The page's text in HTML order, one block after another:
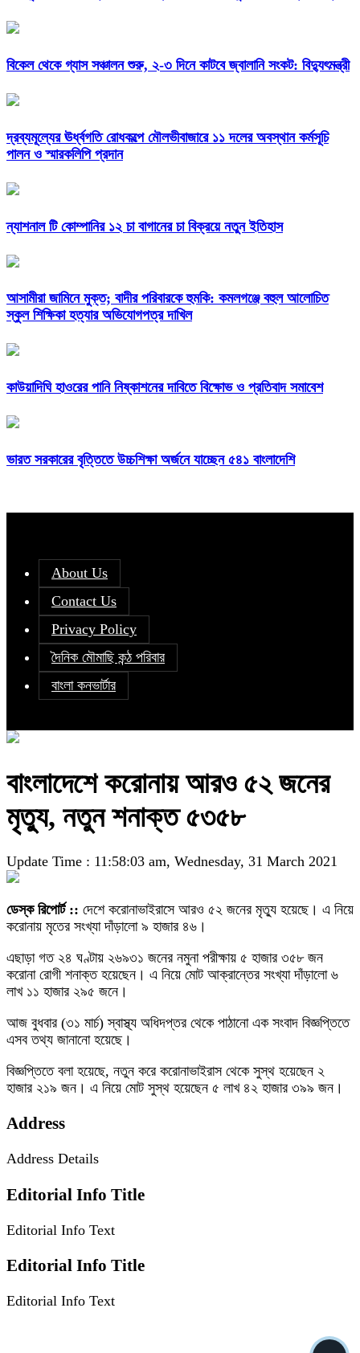
বিকেল থেকে গ্যাস সঞ্চালন শুরু, ২-৩ দিনে কাটবে জ্বালানি সংকট: বিদ্যুৎমন্ত্রী
দ্রব্যমূল্যের ঊর্ধ্বগতি রোধকল্পে মৌলভীবাজারে ১১ দলের অবস্থান কর্মসূচি
পালন ও স্মারকলিপি প্রদান
ন্যাশনাল টি কোম্পানির ১২ চা বাগানের চা বিক্রয়ে নতুন ইতিহাস
আসামীরা জামিনে মুক্ত; বাদীর পরিবারকে হুমকি: কমলগঞ্জে বহুল আলোচিত
স্কুল শিক্ষিকা হত্যার অভিযোগপত্র দাখিল
কাউয়াদিঘি হাওরের পানি নিষ্কাশনের দাবিতে বিক্ষোভ ও প্রতিবাদ সমাবেশ
ভারত সরকারের বৃত্তিতে উচ্চশিক্ষা অর্জনে যাচ্ছেন ৫৪১ বাংলাদেশি
About Us
Contact Us
Privacy Policy
দৈনিক মৌমাছি কন্ঠ পরিবার
বাংলা কনভার্টার
বাংলাদেশে করোনায় আরও ৫২ জনের
মৃত্যু, নতুন শনাক্ত ৫৩৫৮
Update Time : 11:58:03 am, Wednesday, 31 March 2021
ডেস্ক রিপোর্ট :: দেশে করোনাভাইরাসে আরও ৫২ জনের মৃত্যু হয়েছে। এ নিয়ে
করোনায় মৃতের সংখ্যা দাঁড়ালো ৯ হাজার ৪৬।
এছাড়া গত ২৪ ঘণ্টায় ২৬৯৩১ জনের নমুনা পরীক্ষায় ৫ হাজার ৩৫৮ জন
করোনা রোগী শনাক্ত হয়েছেন। এ নিয়ে মোট আক্রান্তের সংখ্যা দাঁড়ালো ৬
লাখ ১১ হাজার ২৯৫ জনে।
আজ বুধবার (৩১ মার্চ) স্বাস্থ্য অধিদপ্তর থেকে পাঠানো এক সংবাদ বিজ্ঞপ্তিতে
এসব তথ্য জানানো হয়েছে।
বিজ্ঞপ্তিতে বলা হয়েছে, নতুন করে করোনাভাইরাস থেকে সুস্থ হয়েছেন ২
হাজার ২১৯ জন। এ নিয়ে মোট সুস্থ হয়েছেন ৫ লাখ ৪২ হাজার ৩৯৯ জন।
Address
Address Details
Editorial Info Title
Editorial Info Text
Editorial Info Title
Editorial Info Text